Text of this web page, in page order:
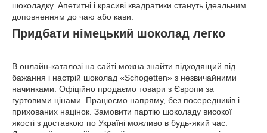
шоколадку. Апетитні і красиві квадратики стануть ідеальним
доповненням до чаю або кави.
Придбати німецький шоколад легко
В онлайн-каталозі на сайті можна знайти підходящий під
бажання і настрій шоколад «Schogetten» з незвичайними
начинками. Офіційно продаємо товари з Європи за
гуртовими цінами. Працюємо напряму, без посередників і
прихованих націнок. Замовити партію шоколаду високої
якості з доставкою по Україні можливо в будь-який час.